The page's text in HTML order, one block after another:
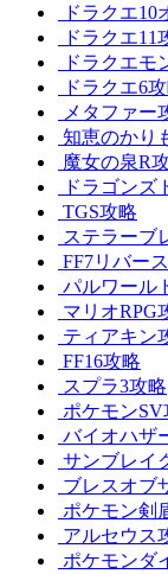
ドラクエ10
ドラクエ11
ドラクエモ
ドラクエ6
メタファー
知恵のかり
魔女の泉R
ドラゴンズ
TGS攻略
ステラーブ
FF7リバー
パルワール
マリオRPG
ティアキン
FF16攻略
スプラ3攻略
ポケモンSV
バイオハザ
サンブレイ
ブレスオブ
ポケモン剣
アルセウス
ポケモンダ